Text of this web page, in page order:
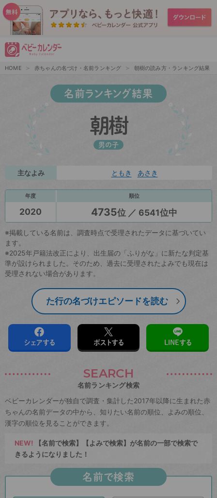
HOME 赤ちゃんの名づけ・名前ランキング 朝樹の読み方・ランキング結果
名前ランキング結果
朝樹
男の子
主なよみ ともき あさき
年度 順位
2020 4735位 ／ 6541位中
※掲載している名前は、調査時点で受理されたデータに基づいてい
ます。
※2025年戸籍法改正により、出生届の「ふりがな」に新たな判定基
準が設けられました。そのため、過去に受理されたよみでも現在は
受理されない場合があります。
た行の名づけエピソードを読む
シェアする ポストする LINEする
SEARCH
名前ランキング検索
ベビーカレンダーが独自で調査・集計した2017年以降に生まれた赤
ちゃんの名前データの中から、知りたい名前の順位、よみの順位、
漢字の順位を見ることができます。
NEW! 【名前で検索】【よみで検索】が名前の一部で検索で
きるようになりました！
名前で検索